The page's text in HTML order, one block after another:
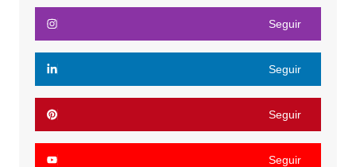
Seguir
Seguir
Seguir
Seguir